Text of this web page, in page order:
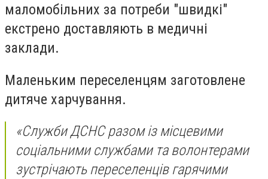
маломобільних за потреби "швидкі"
екстрено доставляють в медичні
заклади.
Маленьким переселенцям заготовлене
дитяче харчування.
«Служби ДСНС разом із місцевими
соціальними службами та волонтерами
зустрічають переселенців гарячими